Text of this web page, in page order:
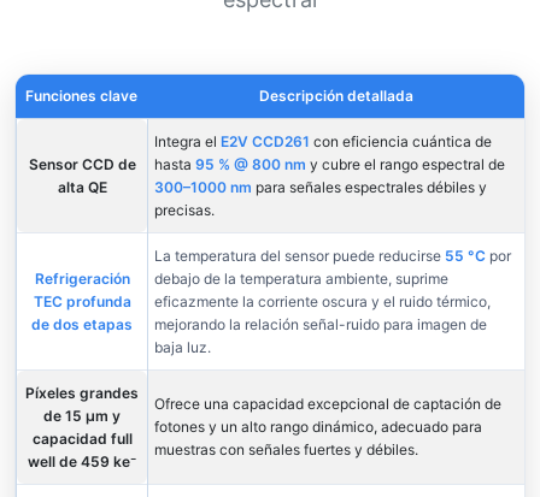
Funciones clave Descripción detallada
Sensor CCD de
alta QE
Integra el E2V CCD261 con eficiencia cuántica de
hasta 95 % @ 800 nm y cubre el rango espectral de
300–1000 nm para señales espectrales débiles y
precisas.
Refrigeración
TEC profunda
de dos etapas
La temperatura del sensor puede reducirse 55 °Cpor
debajo de la temperatura ambiente, suprime
eficazmente la corriente oscura y el ruido térmico,
mejorando la relación señal-ruido para imagen de
baja luz.
Píxeles grandes
de 15 µm y
capacidad full
well de 459 ke⁻
Ofrece una capacidad excepcional de captación de
fotones y un alto rango dinámico, adecuado para
muestras con señales fuertes y débiles.